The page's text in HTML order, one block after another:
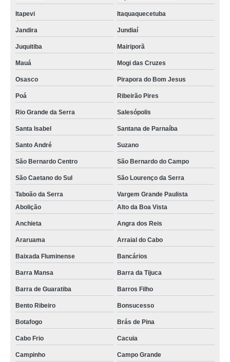
Itapevi Itaquaquecetuba
Jandira Jundiaí
Juquitiba Mairiporã
Mauá Mogi das Cruzes
Osasco Pirapora do Bom Jesus
Poá Ribeirão Pires
Rio Grande da Serra Salesópolis
Santa Isabel Santana de Parnaíba
Santo André Suzano
São Bernardo Centro São Bernardo do Campo
São Caetano do Sul São Lourenço da Serra
Taboão da Serra
Vargem Grande Paulista
Abolição
Alto da Boa Vista
Anchieta Angra dos Reis
Araruama Arraial do Cabo
Baixada Fluminense Bancários
Barra Mansa Barra da Tijuca
Barra de Guaratiba Barros Filho
Bento Ribeiro Bonsucesso
Botafogo Brás de Pina
Cabo Frio Cacuia
Campinho Campo Grande